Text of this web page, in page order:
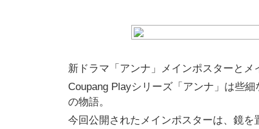
新ドラマ「アンナ」メインポスターとメ
Coupang Playシリーズ「アンナ」は些
の物語。
今回公開されたメインポスターは、鏡を